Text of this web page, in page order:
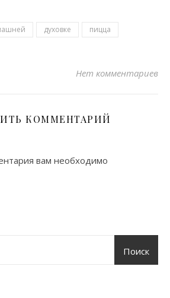
духовке
пицца
Нет комментариев
КОММЕНТАРИЙ
вам необходимо
Поиск